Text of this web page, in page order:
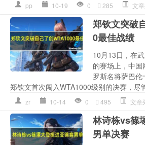
pp 10-19 0 285 文
郑钦文突破
0最佳战绩
10月13日，在
的赛场上，中
罗斯名将萨巴
郑钦文首次闯入WTA1000级别的决赛，尽
zr 10-14 0 495 文章
林诗栋vs篠
男单决赛